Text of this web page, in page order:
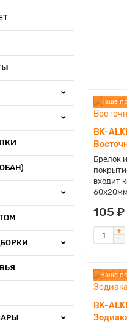
Наше
BK-
Брелок
входит
105 ₽
Наше
BK-